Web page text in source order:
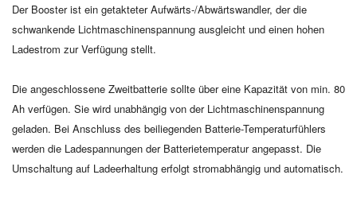
Der Booster ist ein getakteter Aufwärts-/Abwärtswandler, der die
schwankende Lichtmaschinenspannung ausgleicht und einen hohen
Ladestrom zur Verfügung stellt.
Die angeschlossene Zweitbatterie sollte über eine Kapazität von min. 80
Ah verfügen. Sie wird unabhängig von der Lichtmaschinenspannung
geladen. Bei Anschluss des beiliegenden Batterie-Temperaturfühlers
werden die Ladespannungen der Batterietemperatur angepasst. Die
Umschaltung auf Ladeerhaltung erfolgt stromabhängig und automatisch.